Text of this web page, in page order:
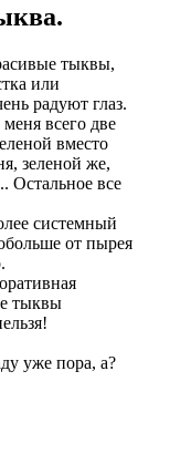
тыквы,
или
радуют глаз.
всего две
вместо
зеленой же,
Остальное все
системный
от пырея
тыквы
уже пора, а?